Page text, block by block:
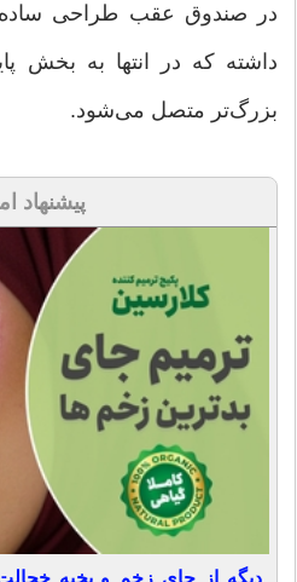
در صندوق عقب طراحی ساده
داشته که در انتها به بخش
بزرگ‌تر متصل می‌شود.
پیشنهاد
دیگه از جای زخم و بخیه